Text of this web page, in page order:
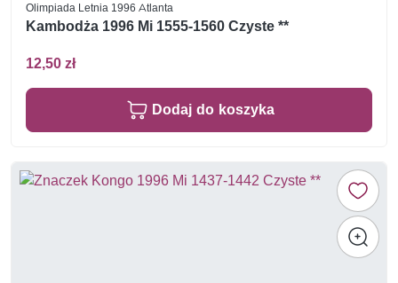
Olimpiada Letnia 1996 Atlanta
Kambodża 1996 Mi 1555-1560 Czyste **
12,50 zł
Dodaj do koszyka